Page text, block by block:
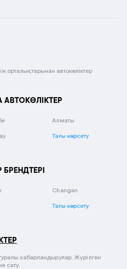
орталықтарынан автокөліктер
Алматы
Тағы көрсету
Changan
Тағы көрсету
хабарландырулар. Жүрілген
сату.